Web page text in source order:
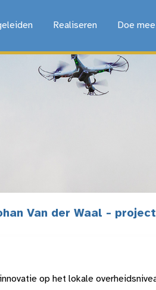
Realiseren Doe
Van der Waal -
op het lokale